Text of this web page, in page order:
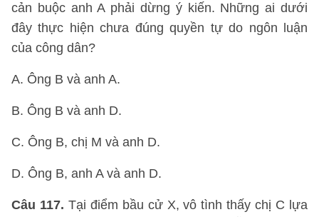
cản buộc anh A phải dừng ý kiến. Những ai dưới
đây thực hiện chưa đúng quyền tự do ngôn luận
của công dân?
A. Ông B và anh A.
B. Ông B và anh D.
C. Ông B, chị M và anh D.
D. Ông B, anh A và anh D.
Câu 117. Tại điểm bầu cử X, vô tình thấy chị C lựa